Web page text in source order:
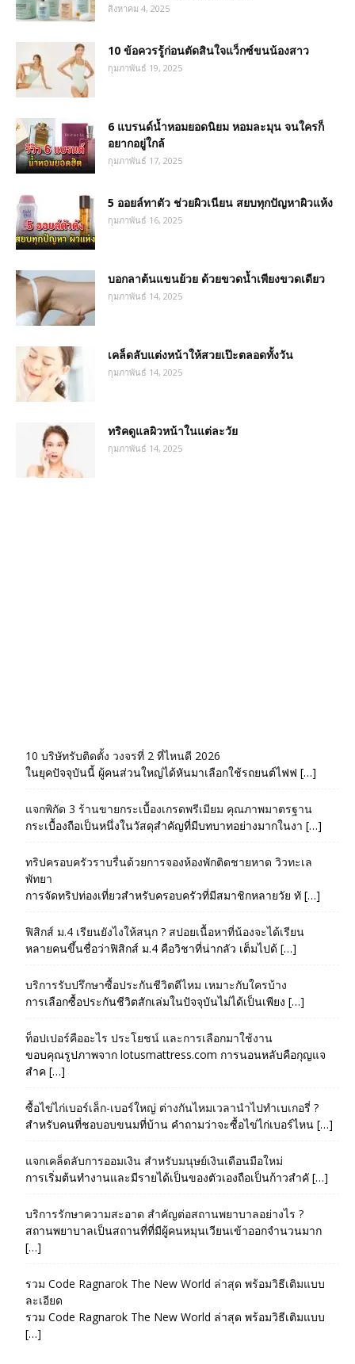
สิงหาคม 4, 2025
10 ข้อควรรู้ก่อนตัดสินใจแว็กซ์ขนน้องสาว
กุมภาพันธ์ 19, 2025
6 แบรนด์น้ำหอมยอดนิยม หอมละมุน จนใครก็
อยากอยู่ใกล้
กุมภาพันธ์ 17, 2025
5 ออยล์ทาตัว ช่วยผิวเนียน สยบทุกปัญหาผิวแห้ง
กุมภาพันธ์ 16, 2025
บอกลาต้นแขนย้วย ด้วยขวดน้ำเพียงขวดเดียว
กุมภาพันธ์ 14, 2025
เคล็ดลับแต่งหน้าให้สวยเป๊ะตลอดทั้งวัน
กุมภาพันธ์ 14, 2025
ทริคดูแลผิวหน้าในแต่ละวัย
กุมภาพันธ์ 14, 2025
10 บริษัทรับติดตั้ง วงจรที่ 2 ที่ไหนดี 2026
ในยุคปัจจุบันนี้ ผู้คนส่วนใหญ่ได้หันมาเลือกใช้รถยนต์ไฟฟ […]
แจกพิกัด 3 ร้านขายกระเบื้องเกรดพรีเมียม คุณภาพมาตรฐาน
กระเบื้องถือเป็นหนึ่งในวัสดุสำคัญที่มีบทบาทอย่างมากในงา […]
ทริปครอบครัวราบรื่นด้วยการจองห้องพักติดชายหาด วิวทะเล
พัทยา
การจัดทริปท่องเที่ยวสำหรับครอบครัวที่มีสมาชิกหลายวัย ทั […]
ฟิสิกส์ ม.4 เรียนยังไงให้สนุก ? สปอยเนื้อหาที่น้องจะได้เรียน
หลายคนขึ้นชื่อว่าฟิสิกส์ ม.4 คือวิชาที่น่ากลัว เต็มไปด้ […]
บริการรับปรึกษาซื้อประกันชีวิตดีไหม เหมาะกับใครบ้าง
การเลือกซื้อประกันชีวิตสักเล่มในปัจจุบันไม่ได้เป็นเพียง […]
ท็อปเปอร์คืออะไร ประโยชน์ และการเลือกมาใช้งาน
ขอบคุณรูปภาพจาก lotusmattress.com การนอนหลับคือกุญแจ
สำค […]
ซื้อไข่ไก่เบอร์เล็ก-เบอร์ใหญ่ ต่างกันไหมเวลานำไปทำเบเกอรี่ ?
สำหรับคนที่ชอบอบขนมที่บ้าน คำถามว่าจะซื้อไข่ไก่เบอร์ไหน […]
แจกเคล็ดลับการออมเงิน สำหรับมนุษย์เงินเดือนมือใหม่
การเริ่มต้นทำงานและมีรายได้เป็นของตัวเองถือเป็นก้าวสำคั […]
บริการรักษาความสะอาด สำคัญต่อสถานพยาบาลอย่างไร ?
สถานพยาบาลเป็นสถานที่ที่มีผู้คนหมุนเวียนเข้าออกจำนวนมาก
[…]
รวม Code Ragnarok The New World ล่าสุด พร้อมวิธีเติมแบบ
ละเอียด
รวม Code Ragnarok The New World ล่าสุด พร้อมวิธีเติมแบบ
[…]